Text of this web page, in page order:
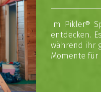
Im Pikler®
entdecken.
während ihr
Momente für